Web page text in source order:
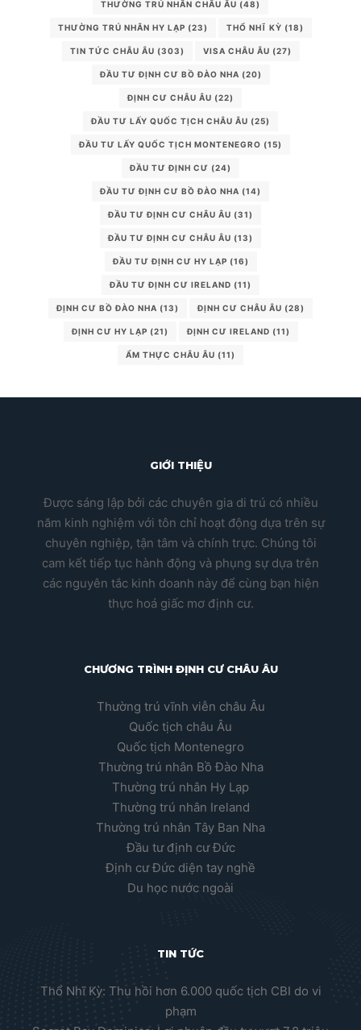
THƯỜNG TRÚ NHÂN CHÂU ÂU (48)
THƯỜNG TRÚ NHÂN HY LẠP (23) THỔ NHĨ KỲ (18)
TIN TỨC CHÂU ÂU (303) VISA CHÂU ÂU (27)
ĐẦU TƯ ĐỊNH CƯ BỒ ĐÀO NHA (20)
ĐỊNH CƯ CHÂU ÂU (22)
ĐẦU TƯ LẤY QUỐC TỊCH CHÂU ÂU (25)
ĐẦU TƯ LẤY QUỐC TỊCH MONTENEGRO (15)
ĐẦU TƯ ĐỊNH CƯ (24)
ĐẦU TƯ ĐỊNH CƯ BỒ ĐÀO NHA (14)
ĐẦU TƯ ĐỊNH CƯ CHÂU ÂU (31)
ĐẦU TƯ ĐỊNH CƯ CHÂU ÂU (13)
ĐẦU TƯ ĐỊNH CƯ HY LẠP (16)
ĐẦU TƯ ĐỊNH CƯ IRELAND (11)
ĐỊNH CƯ BỒ ĐÀO NHA (13) ĐỊNH CƯ CHÂU ÂU (28)
ĐỊNH CƯ HY LẠP (21) ĐỊNH CƯ IRELAND (11)
ẨM THỰC CHÂU ÂU (11)
GIỚI THIỆU
Được sáng lập bởi các chuyên gia di trú có nhiều
năm kinh nghiệm với tôn chỉ hoạt động dựa trên sự
chuyên nghiệp, tận tâm và chính trực. Chúng tôi
cam kết tiếp tục hành động và phụng sự dựa trên
các nguyên tắc kinh doanh này để cùng bạn hiện
thực hoá giấc mơ định cư.
CHƯƠNG TRÌNH ĐỊNH CƯ CHÂU ÂU
Thường trú vĩnh viễn châu Âu
Quốc tịch châu Âu
Quốc tịch Montenegro
Thường trú nhân Bồ Đào Nha
Thường trú nhân Hy Lạp
Thường trú nhân Ireland
Thường trú nhân Tây Ban Nha
Đầu tư định cư Đức
Định cư Đức diện tay nghề
Du học nước ngoài
TIN TỨC
Thổ Nhĩ Kỳ: Thu hồi hơn 6.000 quốc tịch CBI do vi
phạm